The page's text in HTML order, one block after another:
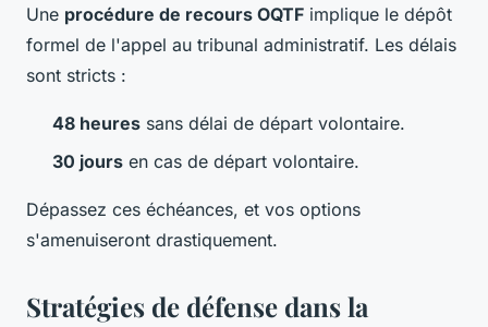
Une procédure de recours OQTF implique le dépôt
formel de l'appel au tribunal administratif. Les délais
sont stricts :
48 heures sans délai de départ volontaire.
30 jours en cas de départ volontaire.
Dépassez ces échéances, et vos options
s'amenuiseront drastiquement.
Stratégies de défense dans la